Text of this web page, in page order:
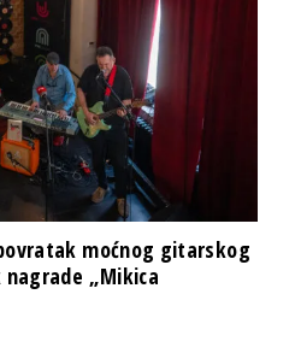
moćnog gitarskog
„Mikica